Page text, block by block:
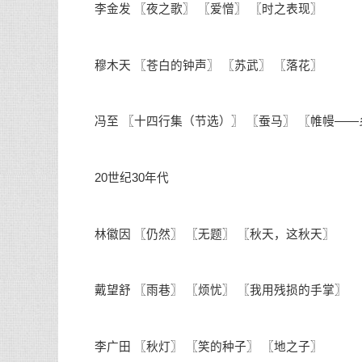
李金发 〖夜之歌〗 〖爱憎〗 〖时之表现〗
穆木天 〖苍白的钟声〗 〖苏武〗 〖落花〗
冯至 〖十四行集（节选）〗 〖蚕马〗 〖帷幔——
20世纪30年代
林徽因 〖仍然〗 〖无题〗 〖秋天，这秋天〗
戴望舒 〖雨巷〗 〖烦忧〗 〖我用残损的手掌〗
李广田 〖秋灯〗 〖笑的种子〗 〖地之子〗